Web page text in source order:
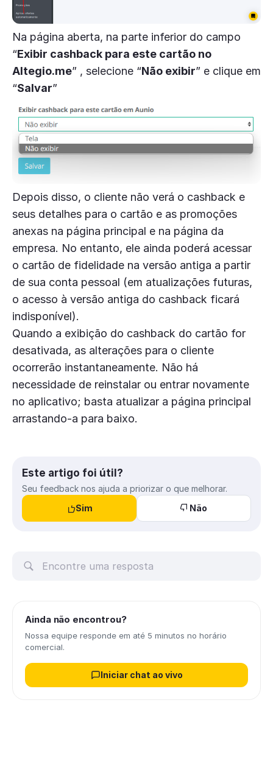
Na página aberta, na parte inferior do campo
“Exibir cashback para este cartão no
Altegio.me” , selecione “Não exibir” e clique em
“Salvar”
Depois disso, o cliente não verá o cashback e
seus detalhes para o cartão e as promoções
anexas na página principal e na página da
empresa. No entanto, ele ainda poderá acessar
o cartão de fidelidade na versão antiga a partir
de sua conta pessoal (em atualizações futuras,
o acesso à versão antiga do cashback ficará
indisponível).
Quando a exibição do cashback do cartão for
desativada, as alterações para o cliente
ocorrerão instantaneamente. Não há
necessidade de reinstalar ou entrar novamente
no aplicativo; basta atualizar a página principal
arrastando-a para baixo.
Este artigo foi útil?
Seu feedback nos ajuda a priorizar o que melhorar.
Sim
Não
Ainda não encontrou?
Nossa equipe responde em até 5 minutos no horário
comercial.
Iniciar chat ao vivo